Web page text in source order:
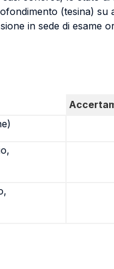
(tesina)
in sede di esame